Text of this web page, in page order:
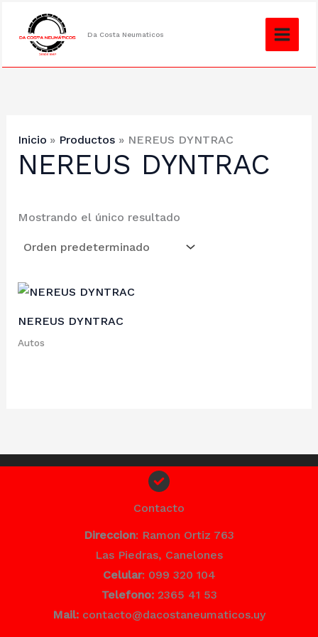
contenido
Da Costa Neumaticos
Inicio Productos NEREUS DYNTRAC
NEREUS DYNTRAC
Mostrando el único resultado
NEREUS DYNTRAC
Autos
Contacto
Direccion: Ramon Ortiz 763
Las Piedras, Canelones
Celular: 099 320 104
Telefono:2365 41 53
Mail: contacto@dacostaneumaticos.uy
¿No encuentras lo que buscas? Consulta